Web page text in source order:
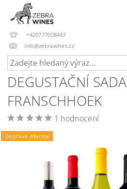
+420777008467
info@zebrawines.cz
DEGUSTAČNÍ SADA
FRANSCHHOEK
1 hodnocení
Doprava zdarma